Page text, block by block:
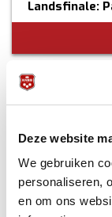
Deze website
We gebruiken
personaliseren,
en om ons
Landsfinale:
Landsfinale: B1